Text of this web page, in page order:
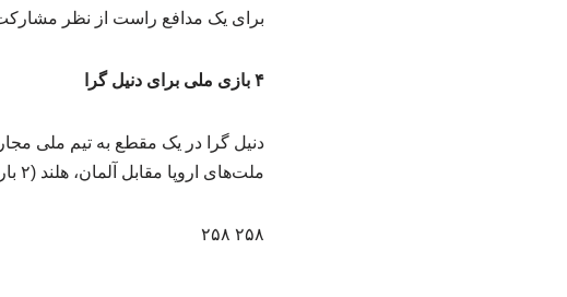
برای یک مدافع راست از نظر
۴ بازی ملی برای دنیل گرا
ملت‌های اروپا مقابل آلمان، هلند (۲ بار) و بوسنی به میدان رفته ولی اخیرا دیگر به تیم ملی دعوت نشده است.
۲۵۸ ۲۵۸